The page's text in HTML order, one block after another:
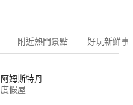
附近熱門景點 好玩新鮮事
阿姆斯特丹
度假屋